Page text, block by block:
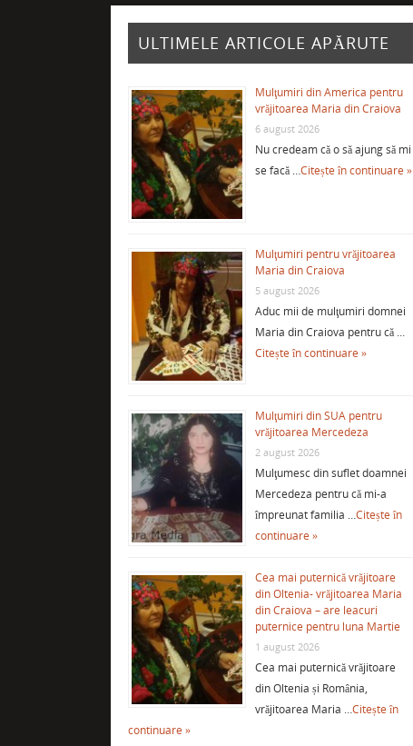
ULTIMELE ARTICOLE APĂRUTE
Mulţumiri din America pentru
vrăjitoarea Maria din Craiova
6 august 2026
Nu credeam că o să ajung să mi
se facă …Citește în continuare »
Mulţumiri pentru vrăjitoarea
Maria din Craiova
5 august 2026
Aduc mii de mulţumiri domnei
Maria din Craiova pentru că …
Citește în continuare »
Mulţumiri din SUA pentru
vrăjitoarea Mercedeza
2 august 2026
Mulţumesc din suflet doamnei
Mercedeza pentru că mi-a
împreunat familia …Citește în
continuare »
Cea mai puternică vrăjitoare
din Oltenia- vrăjitoarea Maria
din Craiova – are leacuri
puternice pentru luna Martie
1 august 2026
Cea mai puternică vrăjitoare
din Oltenia și România,
vrăjitoarea Maria …Citește în
continuare »